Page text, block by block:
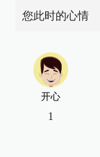
您此时的心情
开心
1